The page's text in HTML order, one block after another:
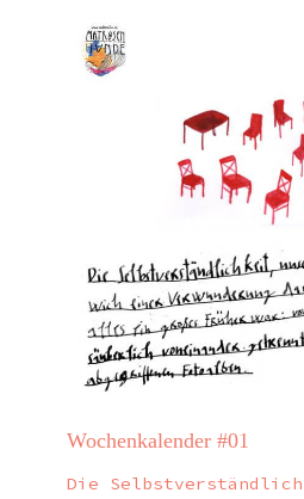
Wochenkalender #01
Die